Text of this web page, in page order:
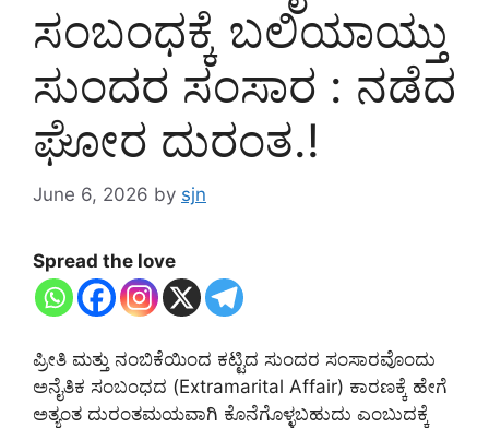
ಸಂಬಂಧಕ್ಕೆ ಬಲಿಯಾಯ್ತು
ಸುಂದರ ಸಂಸಾರ : ನಡೆದ
ಘೋರ ದುರಂತ.!
June 6, 2026 by sjn
Spread the love
ಪ್ರೀತಿ ಮತ್ತು ನಂಬಿಕೆಯಿಂದ ಕಟ್ಟಿದ ಸುಂದರ ಸಂಸಾರವೊಂದು
ಅನೈತಿಕ ಸಂಬಂಧದ (Extramarital Affair) ಕಾರಣಕ್ಕೆ ಹೇಗೆ
ಅತ್ಯಂತ ದುರಂತಮಯವಾಗಿ ಕೊನೆಗೊಳ್ಳಬಹುದು ಎಂಬುದಕ್ಕೆ